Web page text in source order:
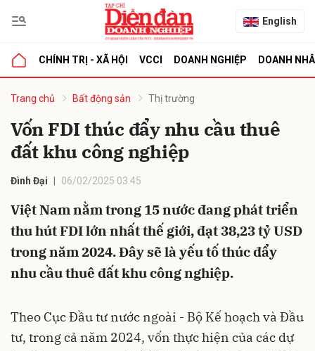
English
CHÍNH TRỊ - XÃ HỘI VCCI DOANH NGHIỆP DOANH
Trang chủ Bất động sản Thị trường
Vốn FDI thúc đẩy nhu cầu thuê
đất khu công nghiệp
Đình Đại 06/02/2025 03:45
Việt Nam nằm trong 15 nước đang phát triển
thu hút FDI lớn nhất thế giới, đạt 38,23 tỷ USD
trong năm 2024. Đây sẽ là yếu tố thúc đẩy
nhu cầu thuê đất khu công nghiệp.
Theo Cục Đầu tư nước ngoài - Bộ Kế hoạch và Đầu
tư, trong cả năm 2024, vốn thực hiện của các dự
luận
Hủy